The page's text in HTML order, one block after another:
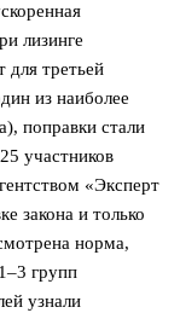
лизинге
для третьей
из наиболее
поправки стали
участников
«Эксперт
закона и только
норма,
групп
узнали